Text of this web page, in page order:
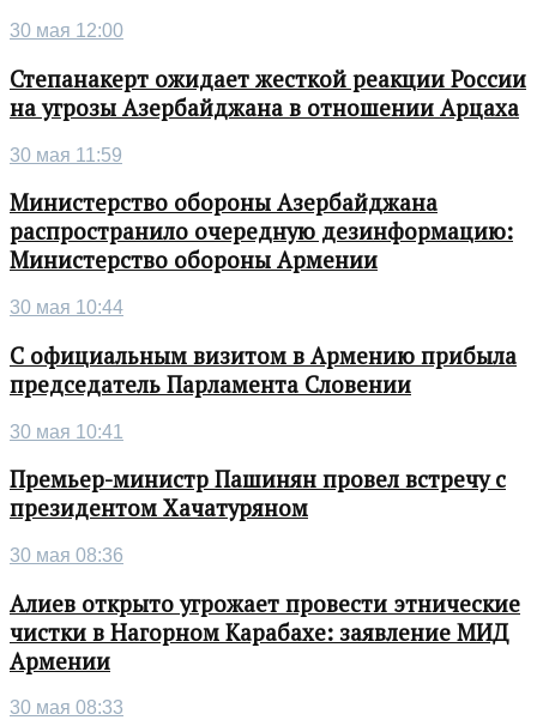
30 мая 12:00
Степанакерт ожидает жесткой реакции России
на угрозы Азербайджана в отношении Арцаха
30 мая 11:59
Министерство обороны Азербайджана
распространило очередную дезинформацию:
Министерство обороны Армении
30 мая 10:44
С официальным визитом в Армению прибыла
председатель Парламента Словении
30 мая 10:41
Премьер-министр Пашинян провел встречу с
президентом Хачатуряном
30 мая 08:36
Алиев открыто угрожает провести этнические
чистки в Нагорном Карабахе: заявление МИД
Армении
30 мая 08:33